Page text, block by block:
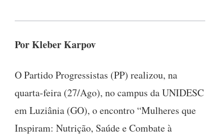
Por Kleber Karpov
O Partido Progressistas (PP) realizou, na
quarta-feira (27/Ago), no campus da UNIDESC
em Luziânia (GO), o encontro “Mulheres que
Inspiram: Nutrição, Saúde e Combate à